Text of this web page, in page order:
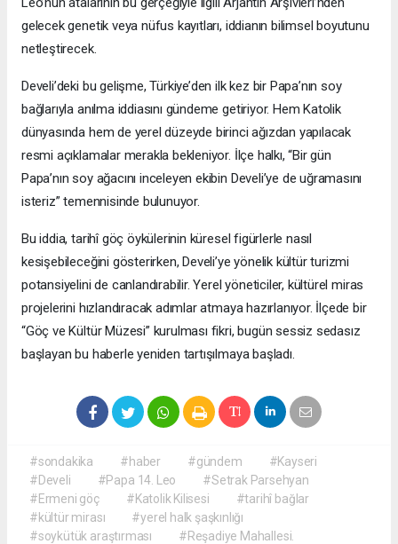
gelecek genetik veya nüfus kayıtları, iddianın bilimsel boyutunu
netleştirecek.
Develi’deki bu gelişme, Türkiye’den ilk kez bir Papa’nın soy
bağlarıyla anılma iddiasını gündeme getiriyor. Hem Katolik
dünyasında hem de yerel düzeyde birinci ağızdan yapılacak
resmi açıklamalar merakla bekleniyor. İlçe halkı, “Bir gün
Papa’nın soy ağacını inceleyen ekibin Develi’ye de uğramasını
isteriz” temennisinde bulunuyor.
Bu iddia, tarihî göç öykülerinin küresel figürlerle nasıl
kesişebileceğini gösterirken, Develi’ye yönelik kültür turizmi
potansiyelini de canlandırabilir. Yerel yöneticiler, kültürel miras
projelerini hızlandıracak adımlar atmaya hazırlanıyor. İlçede bir
“Göç ve Kültür Müzesi” kurulması fikri, bugün sessiz sedasız
başlayan bu haberle yeniden tartışılmaya başladı.
#sondakika #haber #gündem
#Kayseri
#Develi
#Papa 14. Leo
#Setrak Parsehyan
#Ermeni göç
#Katolik Kilisesi
#tarihî bağlar
#kültür mirası
#yerel halk şaşkınlığı
#soykütük araştırması
#Reşadiye Mahallesi.